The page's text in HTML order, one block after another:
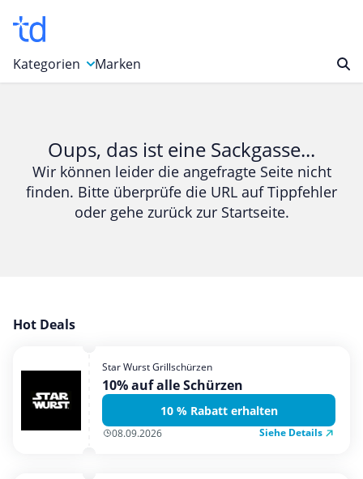
Kategorien
Bücher & Magazine
Computer & Elektronik
Entertainment & Media
Garten, Haushalt & Tiere
Mobilfunk & Internet
Mode & Accessoires
Shopping
Marken
Oups, das ist eine Sackgasse...
Wir können leider die angefragte Seite nicht
finden. Bitte überprüfe die URL auf Tippfehler
oder gehe zurück zur Startseite.
Hot Deals
Star Wurst Grillschürzen
10% auf alle Schürzen
10 % Rabatt erhalten
08.09.2026 Siehe Details